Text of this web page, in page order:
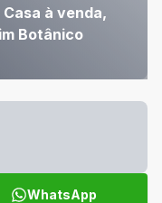
à venda,
Botânico
WhatsApp